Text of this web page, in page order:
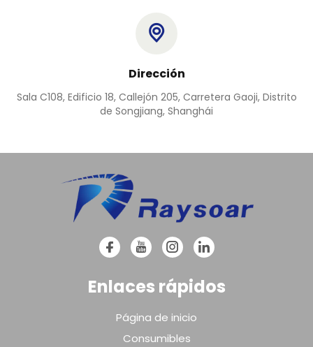
Dirección
Sala C108, Edificio 18, Callejón 205, Carretera Gaoji, Distrito
de Songjiang, Shanghái
Enlaces rápidos
Página de inicio
Consumibles